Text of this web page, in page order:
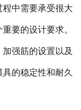
中需要承受很大
要的设计要求。
强筋的设置以及
的稳定性和耐久